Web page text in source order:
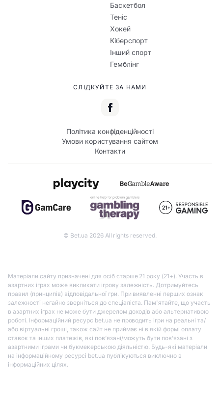
Баскетбол
Теніс
Хокей
Кіберспорт
Інший спорт
Гемблінг
СЛІДКУЙТЕ ЗА НАМИ
Політика конфіденційності
Умови користування сайтом
Контакти
© Bet.ua 2026 All rights reserved.
Матеріали сайту призначені для осіб старше 21 року (21+). Участь в
азартних іграх може викликати ігрову залежність. Дотримуйтесь
правил (принципів) відповідальної гри. При виявленні перших ознак
залежності негайно зверніться до спеціаліста. Пам'ятайте, що участь
в азартних іграх не може бути джерелом доходів або альтернативою
роботі. Інформаційний ресурс bet.ua не проводить ігри на реальні та/
або віртуальні гроші, також сайт не приймає ні в якій формі оплату
ставок та інших платежів, які пов’язані/можуть бути пов’язані з
азартними іграми чи букмекерською діяльністю. Будь-які матеріали
на інформаційному ресурсі bet.ua публікуються виключно в
інформаційних цілях.